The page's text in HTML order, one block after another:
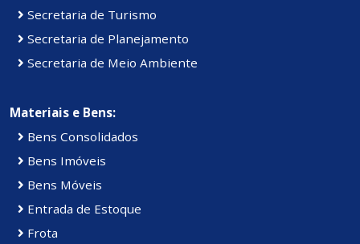
Secretaria de Turismo
Secretaria de Planejamento
Secretaria de Meio Ambiente
Materiais e Bens:
Bens Consolidados
Bens Imóveis
Bens Móveis
Entrada de Estoque
Frota